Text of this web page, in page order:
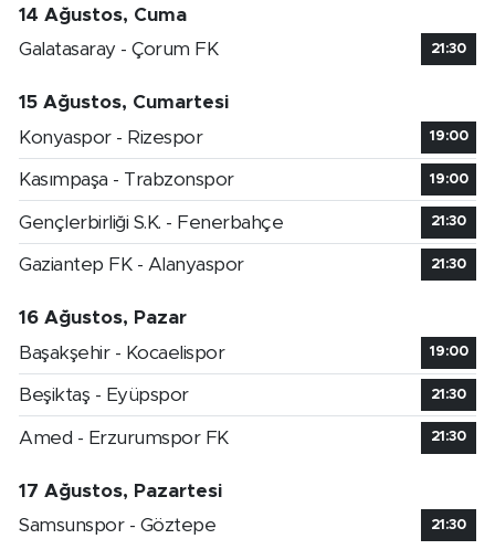
14 Ağustos, Cuma
Galatasaray - Çorum FK
21:30
15 Ağustos, Cumartesi
Konyaspor - Rizespor
19:00
Kasımpaşa - Trabzonspor 19:00
Gençlerbirliği S.K. - Fenerbahçe 21:30
Gaziantep FK - Alanyaspor 21:30
16 Ağustos, Pazar
Başakşehir - Kocaelispor
19:00
Beşiktaş - Eyüpspor 21:30
Amed - Erzurumspor FK 21:30
17 Ağustos, Pazartesi
Samsunspor - Göztepe
21:30